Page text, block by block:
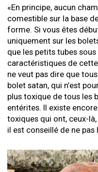
«En principe, aucun
comestible sur la base
forme. Si vous êtes
uniquement sur les
que les petits tubes
caractéristiques de
ne veut pas dire que
bolet satan, qui n’est
plus toxique de tous les
entérites. Il existe
toxiques qui ont, ceux-là,
il est conseillé de ne pas